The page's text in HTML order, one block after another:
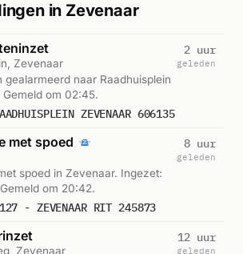
in Zevenaar
Zevenaar
gealarmeerd naar Raadhuisplein
Gemeld om 02:45.
ZEVENAAR 606135
2 uur
geleden
met spoed
spoed in Zevenaar. Ingezet:
om 20:42.
- ZEVENAAR RIT 245873
8 uur
geleden
Zevenaar
12 uur
geleden